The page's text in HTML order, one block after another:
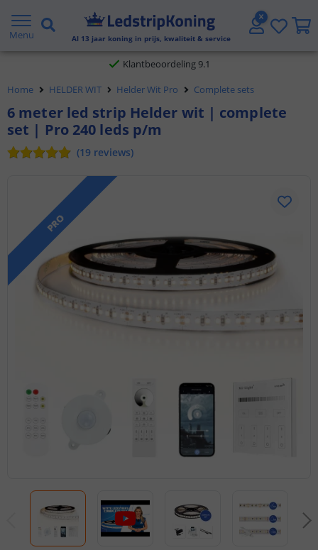
Menu Al 13 jaar koning in prijs, kwaliteit & service
Gratis verzending vanaf € 20,- NL en BE
Klantbeoordeling 9.1
Voor 23:45 uur besteld, morgen in huis
Home HELDER WIT Helder Wit Pro Complete sets
6 meter led strip Helder wit | complete
set | Pro 240 leds p/m
(19 reviews)
PRO